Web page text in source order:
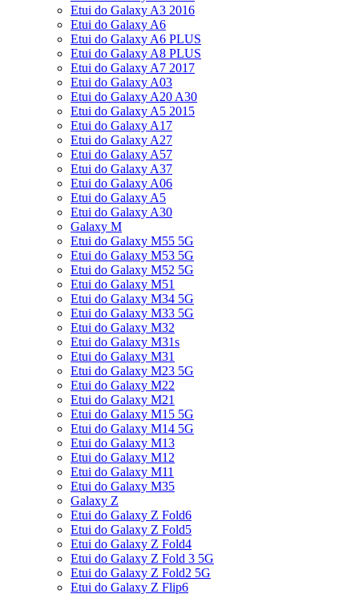
Etui do Galaxy A3 2016
Etui do Galaxy A6
Etui do Galaxy A6 PLUS
Etui do Galaxy A8 PLUS
Etui do Galaxy A7 2017
Etui do Galaxy A03
Etui do Galaxy A20 A30
Etui do Galaxy A5 2015
Etui do Galaxy A17
Etui do Galaxy A27
Etui do Galaxy A57
Etui do Galaxy A37
Etui do Galaxy A06
Etui do Galaxy A5
Etui do Galaxy A30
Galaxy M
Etui do Galaxy M55 5G
Etui do Galaxy M53 5G
Etui do Galaxy M52 5G
Etui do Galaxy M51
Etui do Galaxy M34 5G
Etui do Galaxy M33 5G
Etui do Galaxy M32
Etui do Galaxy M31s
Etui do Galaxy M31
Etui do Galaxy M23 5G
Etui do Galaxy M22
Etui do Galaxy M21
Etui do Galaxy M15 5G
Etui do Galaxy M14 5G
Etui do Galaxy M13
Etui do Galaxy M12
Etui do Galaxy M11
Etui do Galaxy M35
Galaxy Z
Etui do Galaxy Z Fold6
Etui do Galaxy Z Fold5
Etui do Galaxy Z Fold4
Etui do Galaxy Z Fold 3 5G
Etui do Galaxy Z Fold2 5G
Etui do Galaxy Z Flip6